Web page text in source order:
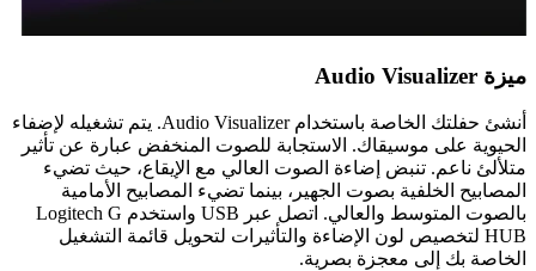
ميزة Audio Visualizer
أنشئ حفلتك الخاصة باستخدام Audio Visualizer. يتم تشغيله لإضفاء
الحيوية على موسيقاك. الاستجابة للصوت المنخفض عبارة عن تأثير
متلألئ ناعم. تنبض إضاءة الصوت العالي مع الإيقاع، حيث تضيء
المصابيح الخلفية بصوت الجهير، بينما تضيء المصابيح الأمامية
بالصوت المتوسط ​​والعالي. اتصل عبر USB واستخدم Logitech G
HUB لتخصيص لون الإضاءة والتأثيرات لتحويل قائمة التشغيل
الخاصة بك إلى معجزة بصرية.